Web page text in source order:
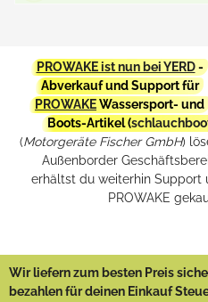
PROWAKE ist nun bei YERD-
Abverkauf und Support für
PROWAKEWassersport- und
Boots-Artikel (
(Motorgeräte Fischer GmbH)
Außenborder
erhältst du weiterhin Support
PROWAKE
Wir liefern zum besten Preis
bezahlen für deinen Einkauf